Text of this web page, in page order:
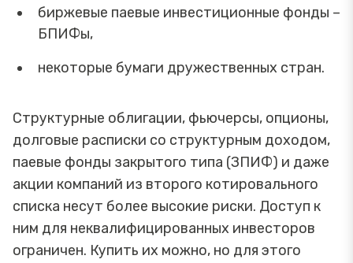
биржевые паевые инвестиционные фонды –
БПИФы,
некоторые бумаги дружественных стран.
Структурные облигации, фьючерсы, опционы,
долговые расписки со структурным доходом,
паевые фонды закрытого типа (ЗПИФ) и даже
акции компаний из второго котировального
списка несут более высокие риски. Доступ к
ним для неквалифицированных инвесторов
ограничен. Купить их можно, но для этого